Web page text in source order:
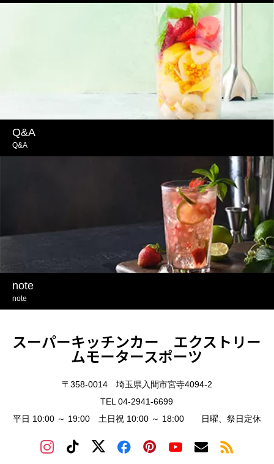
Q&A
Q&A
note
note
スーパーキッチンカー エクストリー
ムモータースポーツ
〒358-0014 埼玉県入間市宮寺4094-2
TEL 04-2941-6699
平日 10:00 ～ 19:00 土日祝 10:00 ～ 18:00 日曜、祭日定休